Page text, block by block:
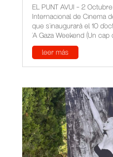
EL PUNT AVUI - 2
Internacional de Cinema
que s’inaugurarà el 10
‘A Gaza Weekend (Un cap
leer más